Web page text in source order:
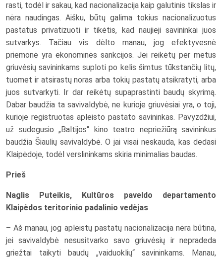
rasti, todėl ir sakau, kad nacionalizacija kaip galutinis tikslas ir
nėra naudingas. Aišku, būtų galima tokius nacionalizuotus
pastatus privatizuoti ir tikėtis, kad naujieji savininkai juos
sutvarkys. Tačiau vis dėlto manau, jog efektyvesnė
priemonė yra ekonominės sankcijos. Jei reikėtų per metus
griuvėsių savininkams suploti po kelis šimtus tūkstančių litų,
tuomet ir atsirastų noras arba tokių pastatų atsikratyti, arba
juos sutvarkyti. Ir dar reikėtų supaprastinti baudų skyrimą.
Dabar baudžia ta savivaldybė, ne kurioje griuvėsiai yra, o toji,
kurioje registruotas apleisto pastato savininkas. Pavyzdžiui,
už sudegusio „Baltijos“ kino teatro nepriežiūrą savininkus
baudžia Šiaulių savivaldybė. O jai visai neskauda, kas dedasi
Klaipėdoje, todėl verslininkams skiria minimalias baudas.
Prieš
Naglis Puteikis, Kultūros paveldo departamento
Klaipėdos teritorinio padalinio vedėjas
– Aš manau, jog apleistų pastatų nacionalizacija nėra būtina,
jei savivaldybė nesusitvarko savo griuvėsių ir nepradeda
griežtai taikyti baudų „vaiduoklių“ savininkams. Manau,